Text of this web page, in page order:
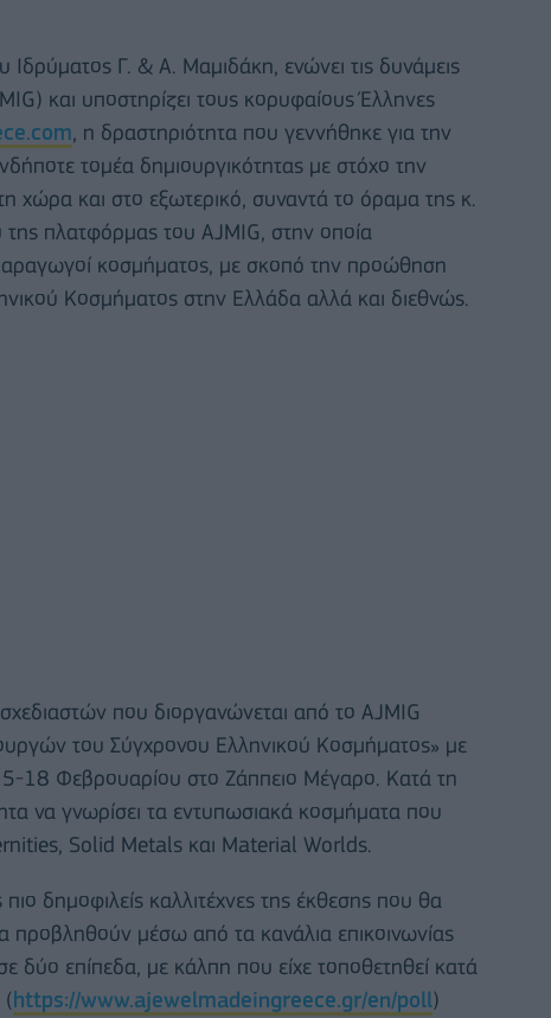
Γ. & Α. Μαμιδάκη, ενώνει τις δυνάμεις
και υποστηρίζει τους κορυφαίους Έλληνες
, η δραστηριότητα που γεννήθηκε για την
τομέα δημιουργικότητας με στόχο την
χώρα και στο εξωτερικό, συναντά το όραμα της κ.
πλατφόρμας του AJMIG, στην οποία
κοσμήματος, με σκοπό την προώθηση
Κοσμήματος στην Ελλάδα αλλά και διεθνώς.
που διοργανώνεται από το AJMIG
του Σύγχρονου Ελληνικού Κοσμήματος» με
18 Φεβρουαρίου στο Ζάππειο Μέγαρο. Κατά τη
να γνωρίσει τα εντυπωσιακά κοσμήματα που
Solid Metals και Material Worlds.
πιο δημοφιλείς καλλιτέχνες της έκθεσης που θα
μέσω από τα κανάλια επικοινωνίας
δύο επίπεδα, με κάλπη που είχε τοποθετηθεί κατά
(https://www.ajewelmadeingreece.gr/en/poll)